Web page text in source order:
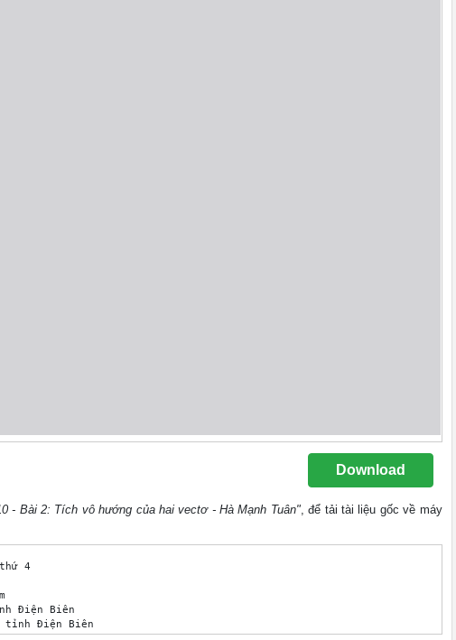
Download
- Bài 2: Tích vô hướng của hai vectơ - Hà Mạnh Tuân", để tải tài liệu gốc về máy
4
Điện Biên
- tỉnh Điện Biên